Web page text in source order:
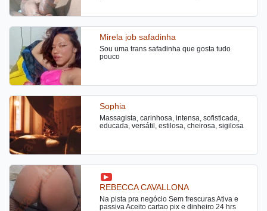
Mirela job safadinha
Sou uma trans safadinha que gosta tudo
pouco
Sophia
Massagista, carinhosa, intensa, sofisticada,
educada, versátil, estilosa, cheirosa, sigilosa
REBECCA CAVALLONA
Na pista pra negócio Sem frescuras Ativa e
passiva Aceito cartao pix e dinheiro 24 hrs